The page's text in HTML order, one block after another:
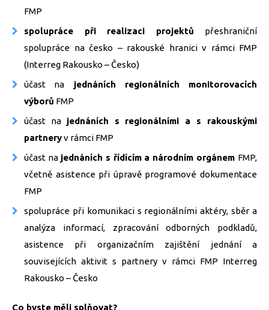
FMP
spolupráce při realizaci projektů přeshraniční
spolupráce na česko – rakouské hranici v rámci FMP
(Interreg Rakousko – Česko)
účast na jednáních regionálních monitorovacích
výborů FMP
účast na jednáních s regionálními a s rakouskými
partneryv rámci FMP
účast na jednáních s řídícím a národním orgánem FMP,
včetně asistence při úpravě programové dokumentace
FMP
spolupráce při komunikaci s regionálními aktéry, sběr a
analýza informací, zpracování odborných podkladů,
asistence při organizačním zajištění jednání a
souvisejících aktivit s partnery v rámci FMP Interreg
Rakousko – Česko
Co byste měli splňovat?